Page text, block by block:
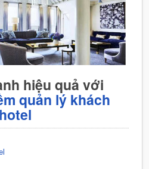
hiệu quả với
quản lý khách